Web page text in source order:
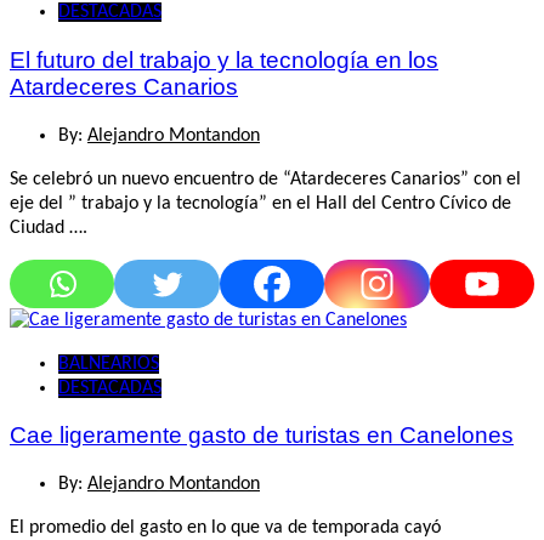
DESTACADAS
El futuro del trabajo y la tecnología en los
Atardeceres Canarios
By: Alejandro Montandon
Se celebró un nuevo encuentro de “Atardeceres Canarios” con el
eje del ” trabajo y la tecnología” en el Hall del Centro Cívico de
Ciudad ….
BALNEARIOS
DESTACADAS
Cae ligeramente gasto de turistas en Canelones
By: Alejandro Montandon
El promedio del gasto en lo que va de temporada cayó